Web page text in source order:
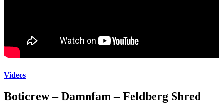
Videos
Boticrew – Damnfam – Feldberg Shred